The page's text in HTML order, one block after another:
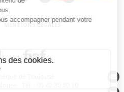
· LETTRE D'INFORMATION
· MENTIONS LÉGALES
de Toulouse